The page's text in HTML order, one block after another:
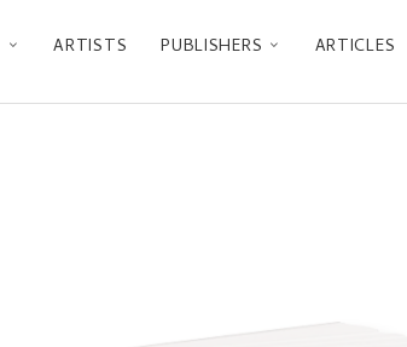
ARTISTS PUBLISHERS ARTICLES